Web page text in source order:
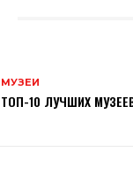
МУЗЕИ
ТОП-10 ЛУЧШИХ